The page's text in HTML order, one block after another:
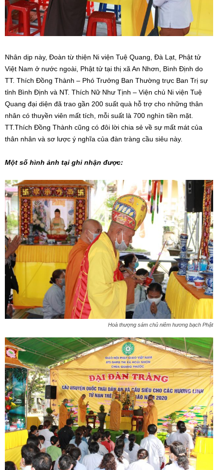
Nhân dịp này, Đoàn từ thiện Ni viện Tuệ Quang, Đà Lạt, Phật tử
Việt Nam ở nước ngoài, Phật tử tại thị xã An Nhơn, Bình Định do
TT. Thích Đồng Thành – Phó Trưởng Ban Thường trực Ban Trị sự
tỉnh Bình Định và NT. Thích Nữ Như Tịnh – Viện chủ Ni viện Tuệ
Quang đại diện đã trao gần 200 suất quà hỗ trợ cho những thân
nhân có thuyền viên mất tích, mỗi suất là 700 nghìn tiền mặt.
TT.Thích Đồng Thành cũng có đôi lời chia sẻ về sự mất mát của
thân nhân và sơ lược ý nghĩa của đàn tràng cầu siêu này.
Một số hình ảnh tại ghi nhận được:
Hoà thượng sám chủ niêm hương bạch Phật